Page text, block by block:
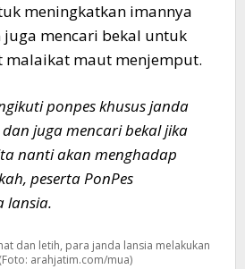
meningkatkan imannya
juga mencari bekal untuk
malaikat maut menjemput.
ponpes khusus janda
juga mencari bekal jika
nanti akan menghadap
peserta PonPes
lansia.
dan letih, para janda lansia melakukan
arahjatim.com/mua)